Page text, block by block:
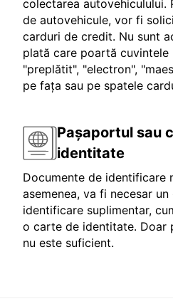
colectarea autovehiculului.
de autovehicule, vor fi
carduri de credit. Nu sunt
plată care poartă cuvintele
"preplătit", "electron",
pe fața sau pe spatele
Pașaportul sau
identitate
Documente de identificare
asemenea, va fi necesar
identificare suplimentar,
o carte de identitate. Doar
nu este suficient.